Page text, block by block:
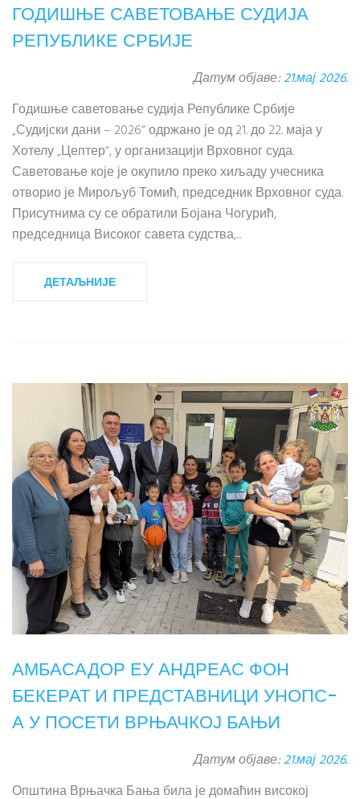
ГОДИШЊЕ САВЕТОВАЊЕ СУДИЈА
РЕПУБЛИКЕ СРБИЈЕ
Датум објаве:21.мај 2026.
Годишње саветовање судија Републике Србије
„Судијски дани – 2026“ одржано је од 21. до 22. маја у
Хотелу „Цептер“, у организацији Врховног суда.
Саветовање које је окупило преко хиљаду учесника
отворио је Мирољуб Томић, председник Врховног суда.
Присутнима су се обратили Бојана Чогурић,
председница Високог савета судства,...
ДЕТАЉНИЈЕ
АМБАСАДОР ЕУ АНДРЕАС ФОН
БЕКЕРАТ И ПРЕДСТАВНИЦИ УНОПС-
А У ПОСЕТИ ВРЊАЧКОЈ БАЊИ
Датум објаве:21.мај 2026.
Општина Врњачка Бања била је домаћин високој